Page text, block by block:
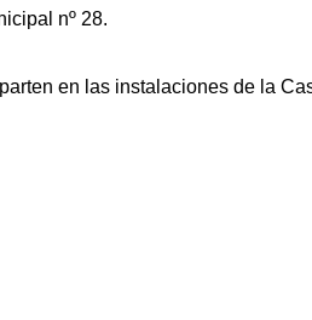
nº 28.
en las instalaciones de la